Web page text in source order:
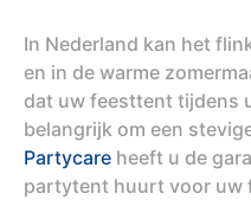
In Nederland kan het
en in de warme
dat uw feesttent tijdens
belangrijk om een
Partycare heeft u de
partytent huurt voor uw